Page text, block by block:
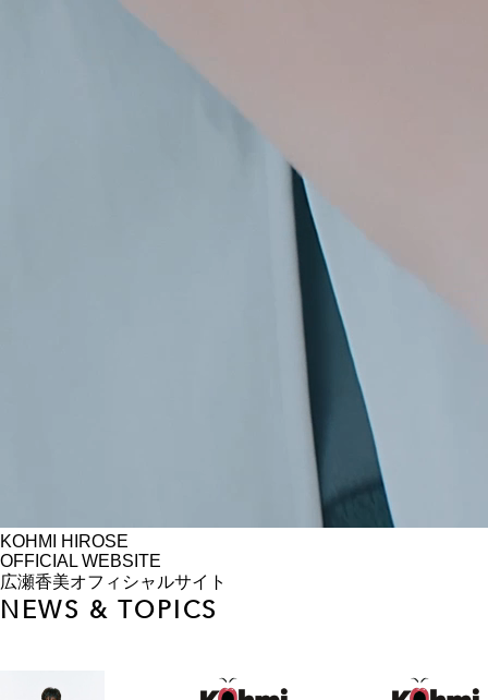
KOHMI HIROSE
OFFICIAL WEBSITE
広瀬香美オフィシャルサイト
NEWS & TOPICS